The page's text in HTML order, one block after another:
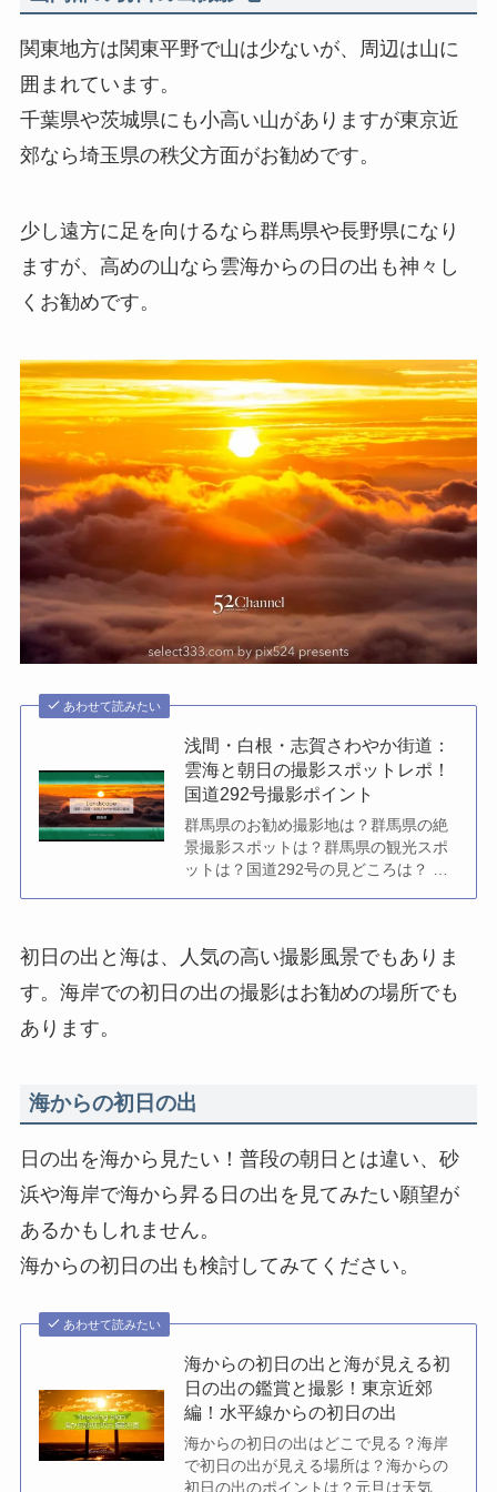
関東地方は関東平野で山は少ないが、周辺は山に
囲まれています。
千葉県や茨城県にも小高い山がありますが東京近
郊なら埼玉県の秩父方面がお勧めです。
少し遠方に足を向けるなら群馬県や長野県になり
ますが、高めの山なら雲海からの日の出も神々し
くお勧めです。
あわせて読みたい
浅間・白根・志賀さわやか街道：
雲海と朝日の撮影スポットレポ！
国道292号撮影ポイント
群馬県のお勧め撮影地は？群馬県の絶
景撮影スポットは？群馬県の観光スポ
ットは？国道292号の見どころは？ 雲
初日の出と海は、人気の高い撮影風景でもありま
す。海岸での初日の出の撮影はお勧めの場所でも
あります。
海からの初日の出
日の出を海から見たい！普段の朝日とは違い、砂
浜や海岸で海から昇る日の出を見てみたい願望が
あるかもしれません。
海からの初日の出も検討してみてください。
あわせて読みたい
海からの初日の出と海が見える初
日の出の鑑賞と撮影！東京近郊
編！水平線からの初日の出
海からの初日の出はどこで見る？海岸
で初日の出が見える場所は？海からの
初日の出のポイントは？元旦は天気が